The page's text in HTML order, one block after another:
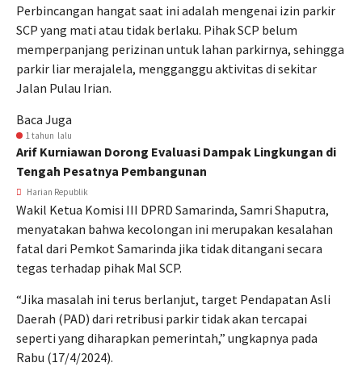
Perbincangan hangat saat ini adalah mengenai izin parkir
SCP yang mati atau tidak berlaku. Pihak SCP belum
memperpanjang perizinan untuk lahan parkirnya, sehingga
parkir liar merajalela, mengganggu aktivitas di sekitar
Jalan Pulau Irian.
Baca Juga
1 tahun lalu
Arif Kurniawan Dorong Evaluasi Dampak Lingkungan di
Tengah Pesatnya Pembangunan
Harian Republik
Wakil Ketua Komisi III DPRD Samarinda, Samri Shaputra,
menyatakan bahwa kecolongan ini merupakan kesalahan
fatal dari Pemkot Samarinda jika tidak ditangani secara
tegas terhadap pihak Mal SCP.
“Jika masalah ini terus berlanjut, target Pendapatan Asli
Daerah (PAD) dari retribusi parkir tidak akan tercapai
seperti yang diharapkan pemerintah,” ungkapnya pada
Rabu (17/4/2024).